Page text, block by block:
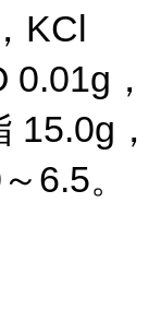
KCl
，
15.0g，
6.5。